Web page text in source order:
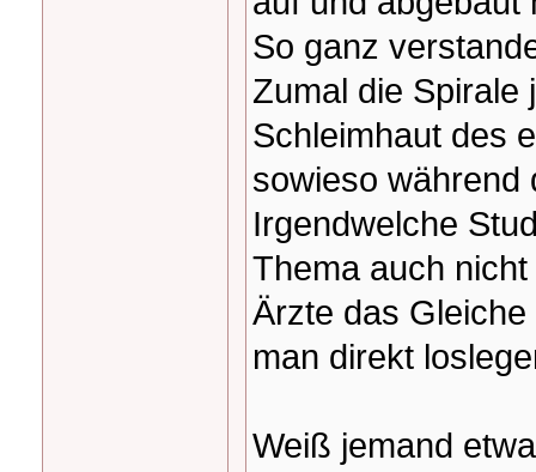
So ganz
Zumal die Spirale
Schleimhaut des
sowieso während
Irgendwelche
Thema auch
Ärzte das
man direkt
Weiß jemand